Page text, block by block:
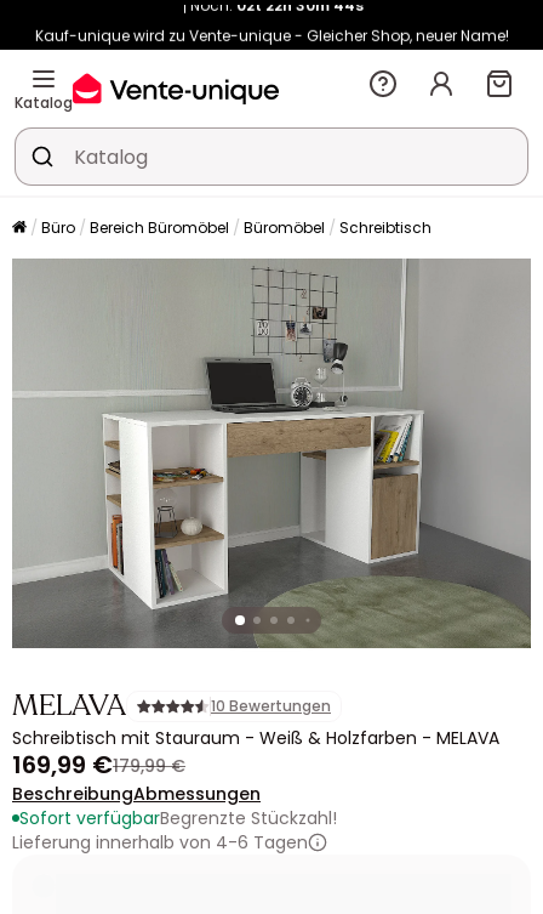
Kauf-unique wird zu Vente-unique - Gleicher Shop, neuer Name!
-10% ab 400€ mitHEAT10auf Vente-unique-Produkte
Noch:
Katalog
Büro Bereich Büromöbel Büromöbel Schreibtisch
MELAVA 10 Bewertungen
Schreibtisch mit Stauraum - Weiß & Holzfarben - MELAVA
169,99 €179,99 €
BeschreibungAbmessungen
Sofort verfügbarBegrenzte Stückzahl!
Lieferung innerhalb von 4-6 Tagen